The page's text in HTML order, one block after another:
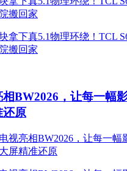
BW2026，让每一幅
还原